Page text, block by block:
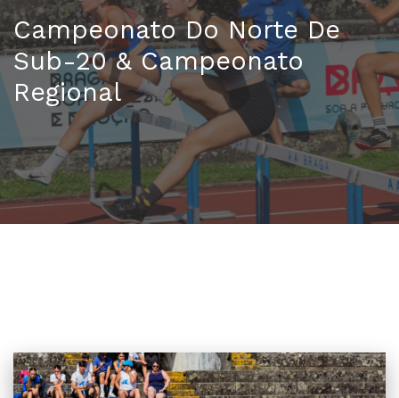
Campeonato Do Norte De
Sub-20 & Campeonato
Regional